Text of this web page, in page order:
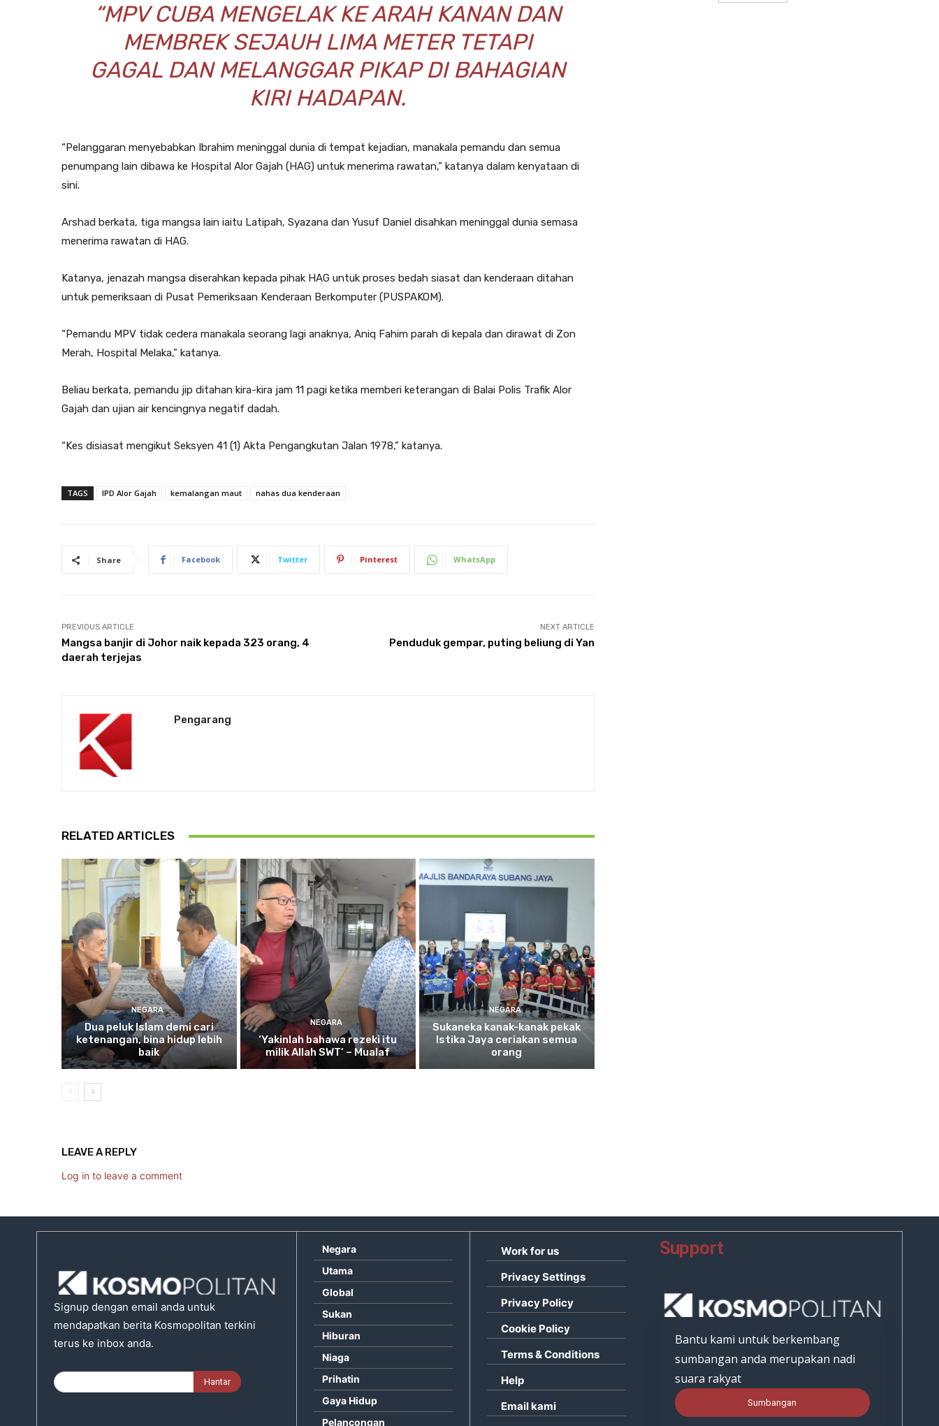
“MPV CUBA MENGELAK KE ARAH KANAN DAN
MEMBREK SEJAUH LIMA METER TETAPI
GAGAL DAN MELANGGAR PIKAP DI BAHAGIAN
KIRI HADAPAN.
“Pelanggaran menyebabkan Ibrahim meninggal dunia di tempat kejadian, manakala pemandu dan semua
penumpang lain dibawa ke Hospital Alor Gajah (HAG) untuk menerima rawatan,” katanya dalam kenyataan di
sini.
Arshad berkata, tiga mangsa lain iaitu Latipah, Syazana dan Yusuf Daniel disahkan meninggal dunia semasa
menerima rawatan di HAG.
Katanya, jenazah mangsa diserahkan kepada pihak HAG untuk proses bedah siasat dan kenderaan ditahan
untuk pemeriksaan di Pusat Pemeriksaan Kenderaan Berkomputer (PUSPAKOM).
“Pemandu MPV tidak cedera manakala seorang lagi anaknya, Aniq Fahim parah di kepala dan dirawat di Zon
Merah, Hospital Melaka,” katanya.
Beliau berkata, pemandu jip ditahan kira-kira jam 11 pagi ketika memberi keterangan di Balai Polis Trafik Alor
Gajah dan ujian air kencingnya negatif dadah.
“Kes disiasat mengikut Seksyen 41 (1) Akta Pengangkutan Jalan 1978,” katanya.
TAGS IPD Alor Gajah kemalangan maut nahas dua kenderaan
Share Facebook Twitter Pinterest WhatsApp
PREVIOUS ARTICLE
Mangsa banjir di Johor naik kepada 323 orang, 4
daerah terjejas
NEXT ARTICLE
Penduduk gempar, puting beliung di Yan
Pengarang
RELATED ARTICLES
NEGARA
Duapeluk Islam demi cari
ketenangan, bina hidup lebih
baik
NEGARA
‘Yakinlahbahawa rezeki itu
milik Allah SWT’ – Mualaf
NEGARA
Sukaneka kanak-kanak pekak
Istika Jaya ceriakan semua
orang
LEAVE A REPLY
Log in to leave a comment
Signup dengan email anda untuk
mendapatkan berita Kosmopolitan terkini
terus ke inbox anda.
Negara
Utama
Global
Sukan
Hiburan
Niaga
Prihatin
Gaya Hidup
Pelancongan
Work for us
Privacy Settings
Privacy Policy
Cookie Policy
Terms & Conditions
Help
Email kami
Support
Bantu kami untuk berkembang
sumbangan anda merupakan nadi
suara rakyat
Sumbangan